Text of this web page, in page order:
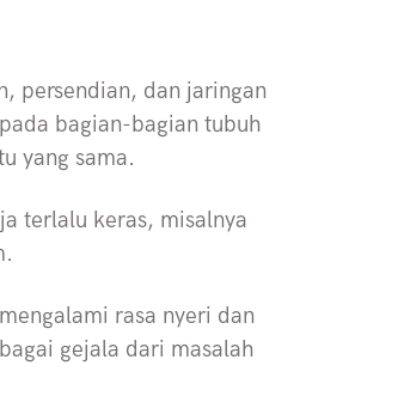
persendian, dan jaringan
bagian-bagian tubuh
yang sama.
terlalu keras, misalnya
rasa nyeri dan
gejala dari masalah